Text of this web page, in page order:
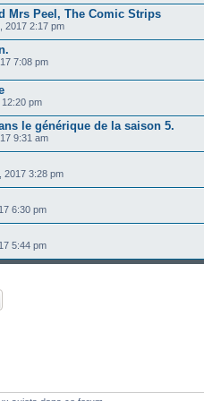
Mrs Peel, The Comic Strips
2017 2:17 pm
7:08 pm
12:20 pm
le générique de la saison 5.
9:31 am
2017 3:28 pm
6:30 pm
5:44 pm